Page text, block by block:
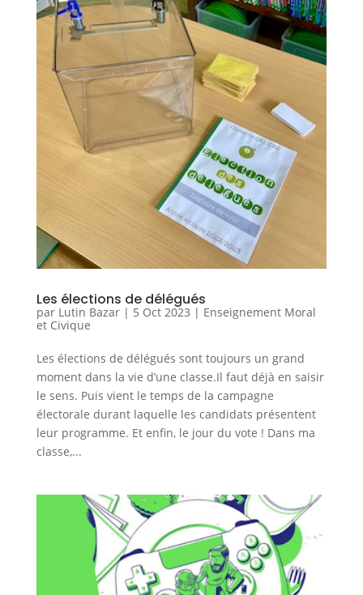
Les élections de délégués
par Lutin Bazar| 5 Oct 2023 | Enseignement Moral
et Civique
Les élections de délégués sont toujours un grand
moment dans la vie d’une classe.Il faut déjà en saisir
le sens. Puis vient le temps de la campagne
électorale durant laquelle les candidats présentent
leur programme. Et enfin, le jour du vote ! Dans ma
classe,...